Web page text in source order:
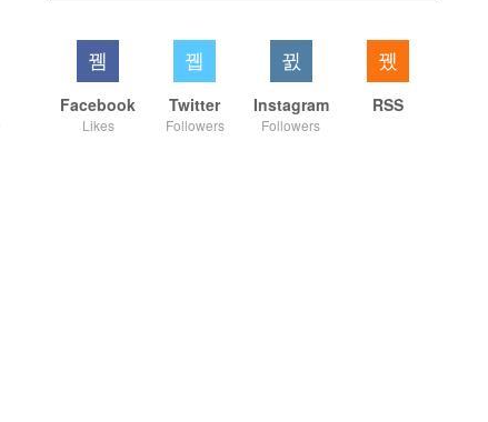
Facebook
Likes
Twitter
Followers
Instagram
Followers
RSS